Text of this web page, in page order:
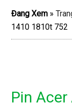
Đang Xem »
1410 1810t 752
Pin